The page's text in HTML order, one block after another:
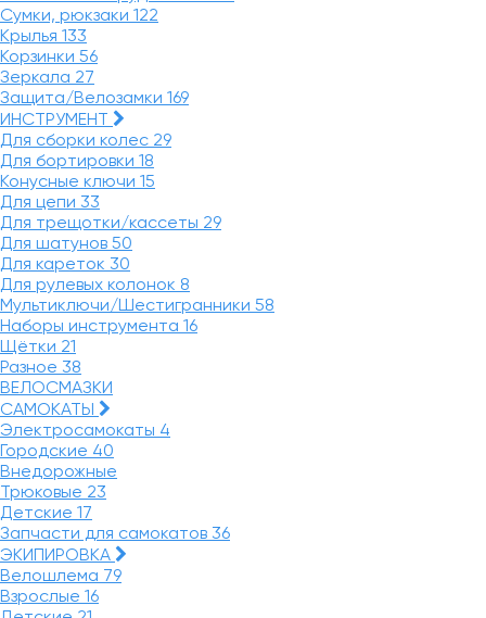
Сумки, рюкзаки 122
Крылья 133
Корзинки 56
Зеркала 27
Защита/Велозамки 169
ИНСТРУМЕНТ
Для сборки колес 29
Для бортировки 18
Конусные ключи 15
Для цепи 33
Для трещотки/кассеты 29
Для шатунов 50
Для кареток 30
Для рулевых колонок 8
Мультиключи/Шестигранники 58
Наборы инструмента 16
Щётки 21
Разное 38
ВЕЛОСМАЗКИ
САМОКАТЫ
Электросамокаты 4
Городские 40
Внедорожные
Трюковые 23
Детские 17
Запчасти для самокатов 36
ЭКИПИРОВКА
Велошлема 79
Взрослые 16